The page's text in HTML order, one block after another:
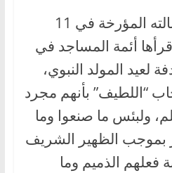
المرة الأولى في رسالته المؤرخة في 11
قرأها أئمة المساجد في
لعيد المولد النبوي،
“اللطيف” بأنهم مجرد
ولبئس ما صنعوا وما
بموجب الظهير الشريف
فعلهم الذميم وما